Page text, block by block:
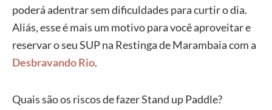
poderá adentrar sem dificuldades para curtir o dia.
Aliás, esse é mais um motivo para você aproveitar e
reservar o seu SUP na Restinga de Marambaia com a
Desbravando Rio.
Quais são os riscos de fazer Stand up Paddle?